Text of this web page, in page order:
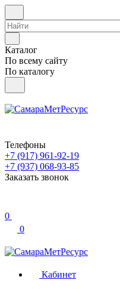
Каталог
По всему сайту
По каталогу
Телефоны
+7 (917) 961-92-19
+7 (937) 068-93-85
Заказать звонок
0
0
Кабинет